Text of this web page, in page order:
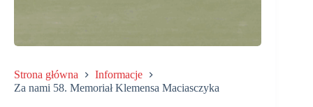
Strona główna
Informacje
Za nami 58. Memoriał Klemensa Maciasczyka